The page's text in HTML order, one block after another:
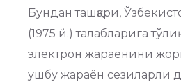
Бундан ташқари,
(1975 й.) талабларига
электрон жараёнини
ушбу жараён сезиларли